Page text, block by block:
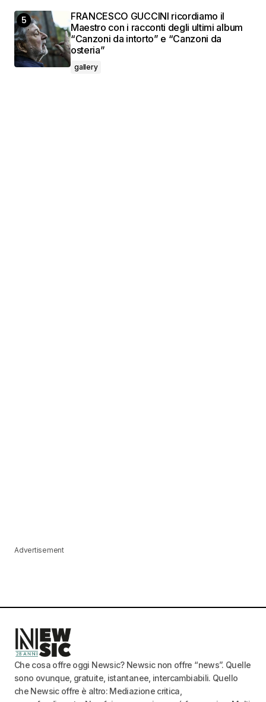
FRANCESCO GUCCINI ricordiamo il
Maestro con i racconti degli ultimi album
“Canzoni da intorto” e “Canzoni da
osteria”
gallery
Advertisement
Che cosa offre oggi Newsic? Newsic non offre “news”. Quelle
sono ovunque, gratuite, istantanee, intercambiabili. Quello
che Newsic offre è altro: Mediazione critica,